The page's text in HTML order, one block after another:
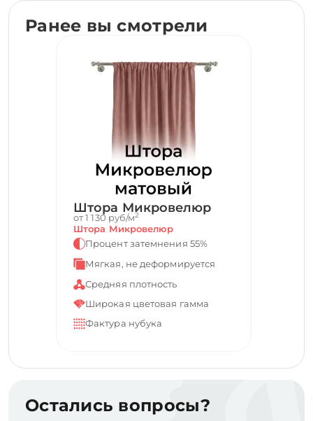
Ранее вы смотрели
Штора Микровелюр
от 1 130 руб/м2
Штора Микровелюр
Процент затемнения 55%
Мягкая, не деформируется
Средняя плотность
Широкая цветовая гамма
Фактура нубука
Остались вопросы?